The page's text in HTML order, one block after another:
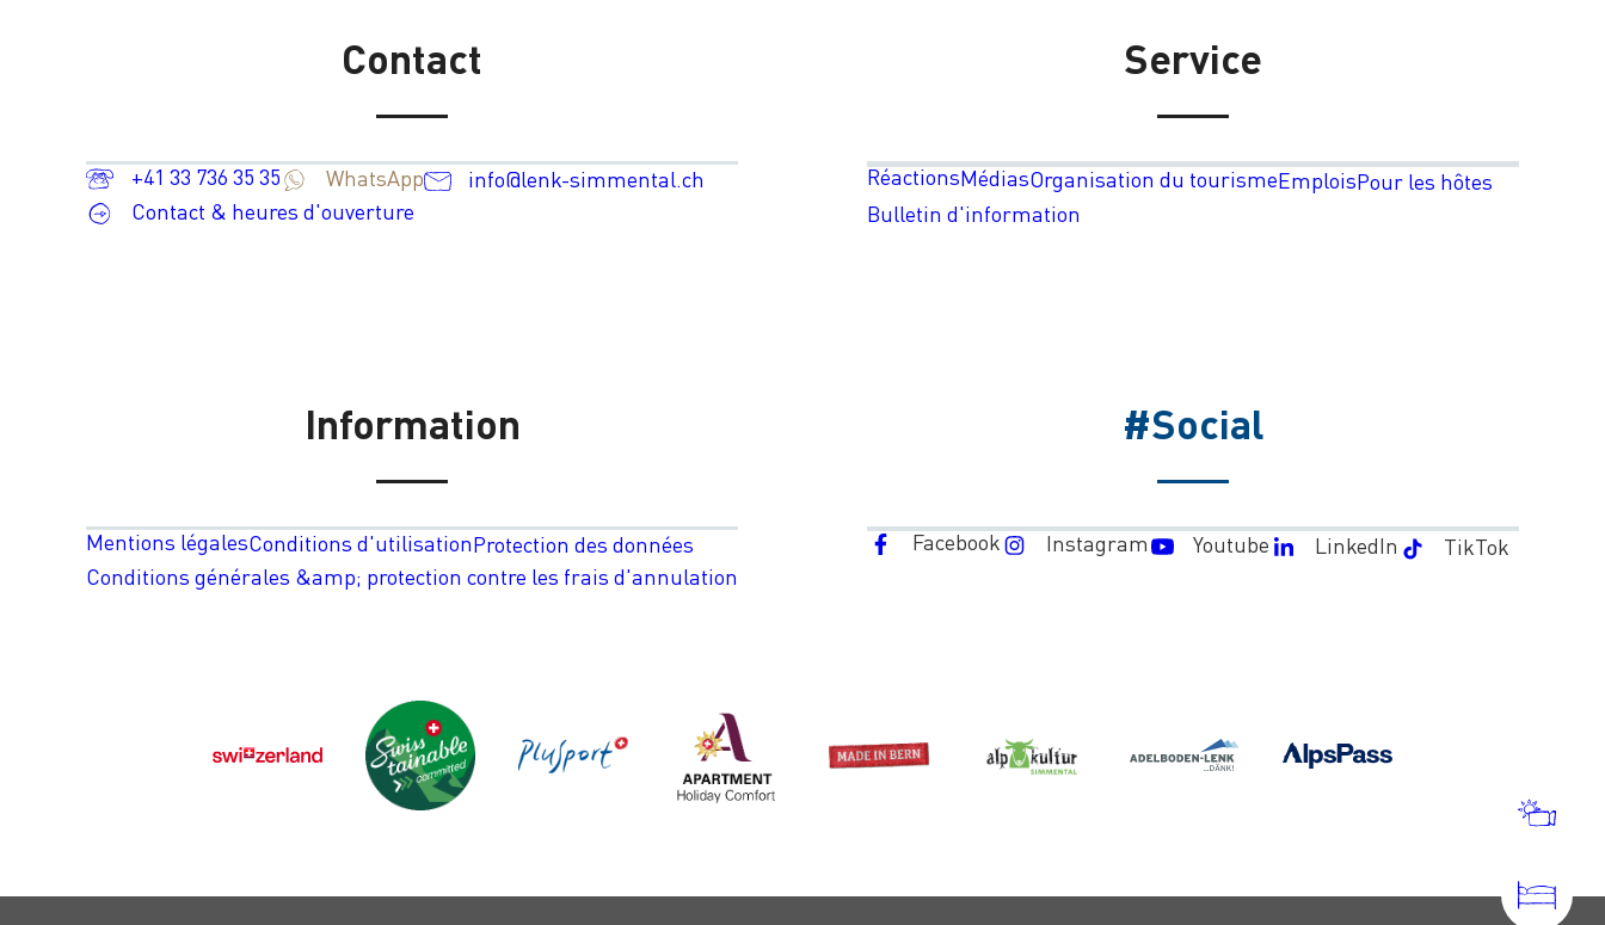
Contact
+41 33 736 35 35 WhatsApp
info@lenk-simmental.ch
Contact & heures d'ouverture
Service
RéactionsMédiasOrganisation du tourismeEmploisPour les hôtes
Bulletin d'information
Information
Mentions légalesConditions d'utilisationProtection des données
Conditions générales &amp; protection contre les frais d'annulation
#Social
Facebook Instagram Youtube LinkedIn TikTok